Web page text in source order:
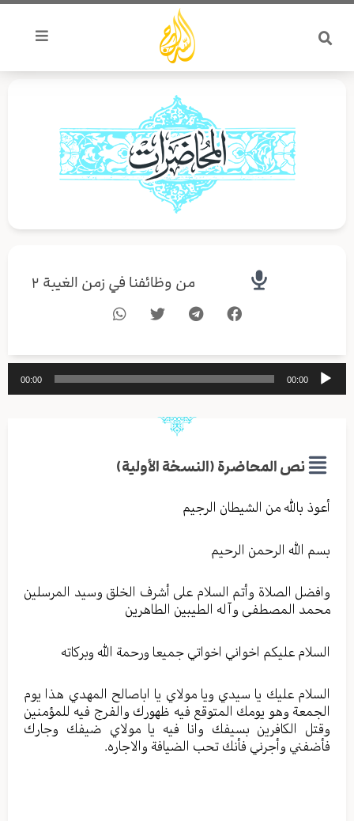
تخطي
المحتوى
من وظائفنا في زمن الغيبة ٢
مشغل
الصوت
00:00
00:00
نص المحاضرة (النسخة الأولية)
أعوذ بالله من الشيطان الرجيم
بسم الله الرحمن الرحيم
وافضل الصلاة وأتم السلام على أشرف الخلق وسيد المرسلين
محمد المصطفى وآله الطيبين الطاهرين
السلام عليكم اخواني اخواتي جميعا ورحمة الله وبركاته
السلام عليك يا سيدي ويا مولاي يا اباصالح المهدي هذا يوم
الجمعة وهو يومك المتوقع فيه ظهورك والفرج فيه للمؤمنين
وقتل الكافرين بسيفك وانا فيه يا مولاي ضيفك وجارك
فأضفني وأجرني فأنك تحب الضيافة والاجاره.